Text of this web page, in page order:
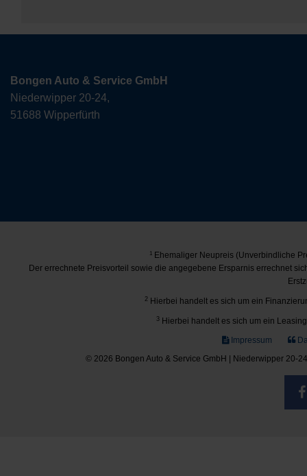
Bongen Auto & Service GmbH
Niederwipper 20-24,
51688 Wipperfürth
1Ehemaliger Neupreis (Unverbindliche
Der errechnete Preisvorteil sowie die angegebene Ersparnis errechnet
2 Hierbei handelt es sich um ein
3 Hierbei handelt es sich um ein
Impressum
© 2026 Bongen Auto & Service GmbH | Niederwipper 20-